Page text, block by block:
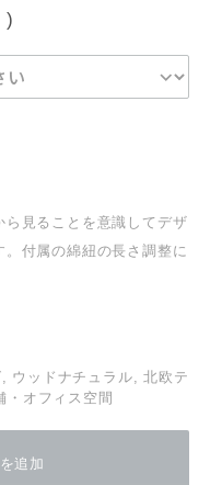
)
見ることを意識してデザ
付属の綿紐の長さ調整に
ウッドナチュラル, 北欧テ
オフィス空間
追加